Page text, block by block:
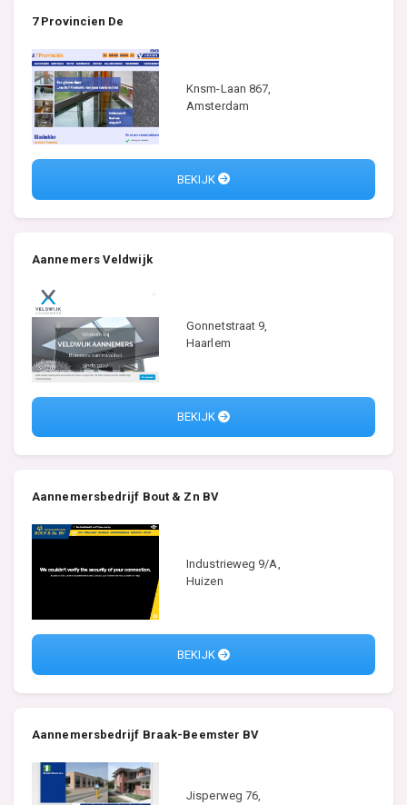
7 Provincien De
Knsm-Laan 867,
Amsterdam
BEKIJK
Aannemers Veldwijk
Gonnetstraat 9,
Haarlem
BEKIJK
Aannemersbedrijf Bout & Zn BV
Industrieweg 9/A,
Huizen
BEKIJK
Aannemersbedrijf Braak-Beemster BV
Jisperweg 76,